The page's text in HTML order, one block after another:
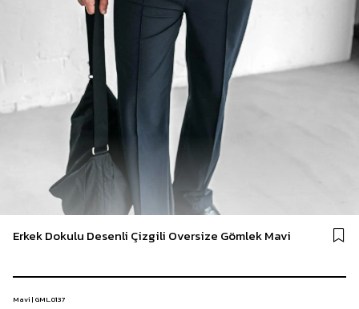
Erkek Dokulu Desenli Çizgili Oversize Gömlek Mavi
Mavi | GML.0137